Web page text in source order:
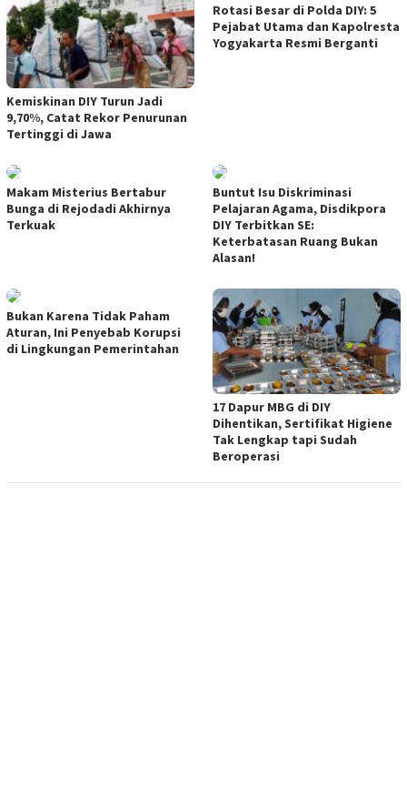
Kemiskinan DIY Turun Jadi
9,70%, Catat Rekor Penurunan
Tertinggi di Jawa
Rotasi Besar di Polda DIY: 5
Pejabat Utama dan Kapolresta
Yogyakarta Resmi Berganti
Makam Misterius Bertabur
Bunga di Rejodadi Akhirnya
Terkuak
Buntut Isu Diskriminasi
Pelajaran Agama, Disdikpora
DIY Terbitkan SE:
Keterbatasan Ruang Bukan
Alasan!
Bukan Karena Tidak Paham
Aturan, Ini Penyebab Korupsi
di Lingkungan Pemerintahan
17 Dapur MBG di DIY
Dihentikan, Sertifikat Higiene
Tak Lengkap tapi Sudah
Beroperasi